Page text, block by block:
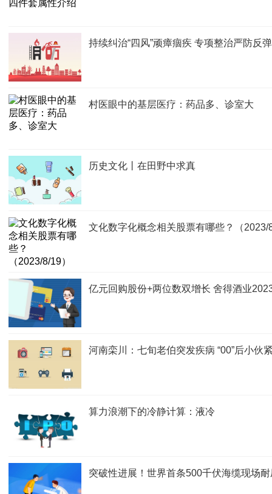
持续纠治“四风”顽瘴痼疾 专项整治严防反
村医眼中的基层医疗：药品多、诊室大
历史文化丨在田野中求真
文化数字化概念相关股票有哪些？（2023/
亿元回购股份+两位数双增长 舍得酒业
河南栾川：七旬老伯突发疾病 “00”后小伙
算力浪潮下的冷静计算：液冷
突破性进展！世界首条500千伏海缆现场